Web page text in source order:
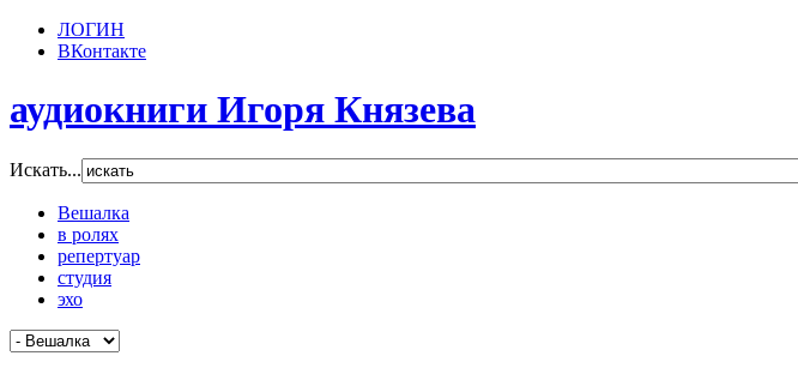
ЛОГИН
ВКонтакте
аудиокниги Игоря Князева
Искать...
Вешалка
в ролях
репертуар
студия
эхо